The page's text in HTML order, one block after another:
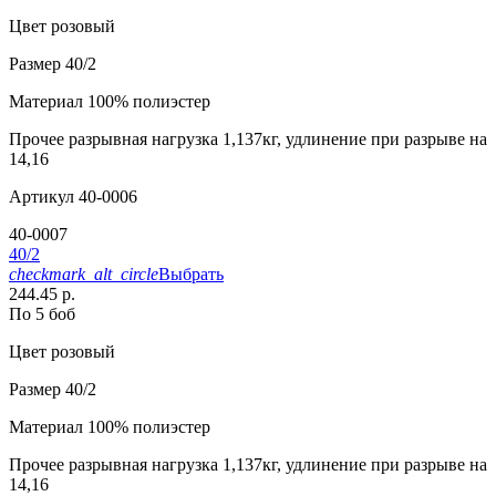
Цвет розовый
Размер 40/2
Материал 100% полиэстер
Прочее разрывная нагрузка 1,137кг, удлинение при разрыве на
14,16
Артикул 40-0006
40-0007
40/2
checkmark_alt_circleВыбрать
244.45 р.
По 5 боб
Цвет розовый
Размер 40/2
Материал 100% полиэстер
Прочее разрывная нагрузка 1,137кг, удлинение при разрыве на
14,16